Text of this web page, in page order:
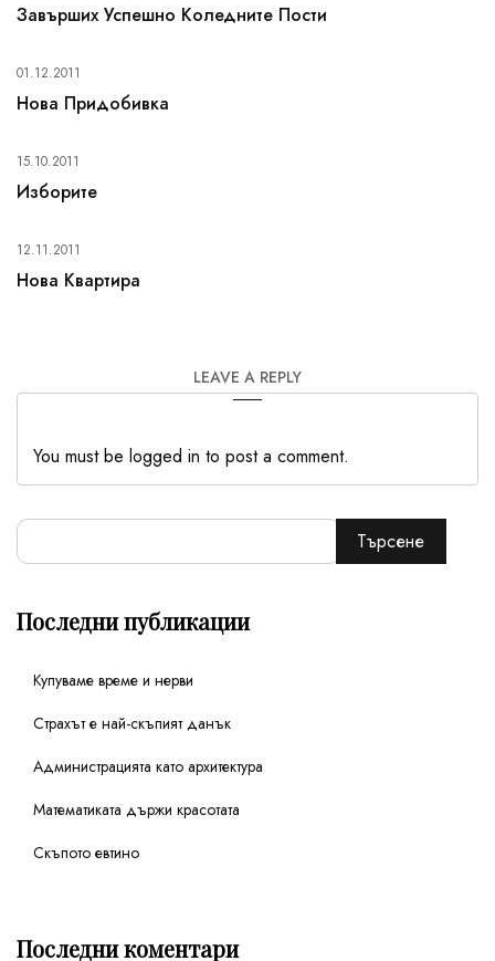
Завърших Успешно Коледните Пости
01.12.2011
Нова Придобивка
15.10.2011
Изборите
12.11.2011
Нова Квартира
LEAVE A REPLY
You must be logged in to post a comment.
Търсене
Последни публикации
Купуваме време и нерви
Страхът е най-скъпият данък
Администрацията като архитектура
Математиката държи красотата
Скъпото евтино
Последни коментари